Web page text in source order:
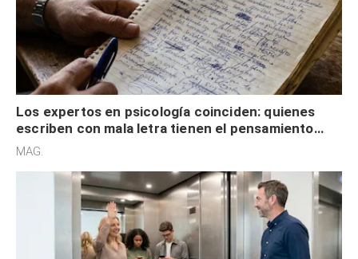
Los expertos en psicología coinciden: quienes
escriben con mala letra tienen el pensamiento
acelerado y no lo hacen por desinterés
MAG.